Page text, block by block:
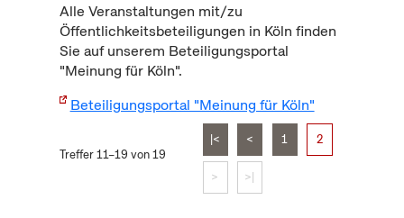
Alle Veranstaltungen mit/zu
Öffentlichkeitsbeteiligungen in Köln finden
Sie auf unserem Beteiligungsportal
"Meinung für Köln".
Beteiligungsportal "Meinung für Köln"
Treffer 11–19 von 19
|< < 1 2
> >|